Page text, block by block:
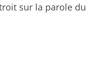
sur la parole du